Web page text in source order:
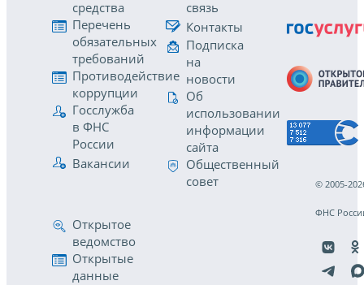
средства
Перечень
обязательных
требований
Противодействие
коррупции
Госслужба
в ФНС
России
Вакансии
связь
Контакты
Подписка
на
новости
Об
использовании
информации
сайта
Общественный
совет
Открытое
ведомство
Открытые
данные
© 2005-
ФНС